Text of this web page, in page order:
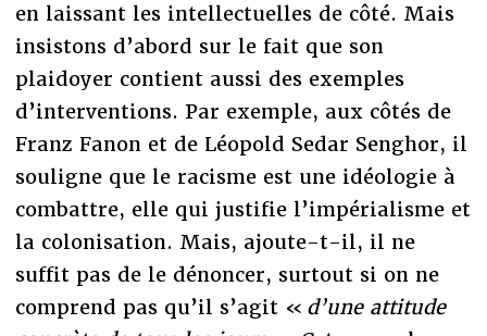
en laissant les intellectuelles de côté. Mais
insistons d’abord sur le fait que son
plaidoyer contient aussi des exemples
d’interventions. Par exemple, aux côtés de
Franz Fanon et de Léopold Sedar Senghor, il
souligne que le racisme est une idéologie à
combattre, elle qui justifie l’impérialisme et
la colonisation. Mais, ajoute-t-il, il ne
suffit pas de le dénoncer, surtout si on ne
comprend pas qu’il s’agit « d’une attitude